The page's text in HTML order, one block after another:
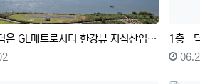
은 GL메트로시티 한강뷰 지식산업센터 파격조건 전매!
등록자
1층
등록